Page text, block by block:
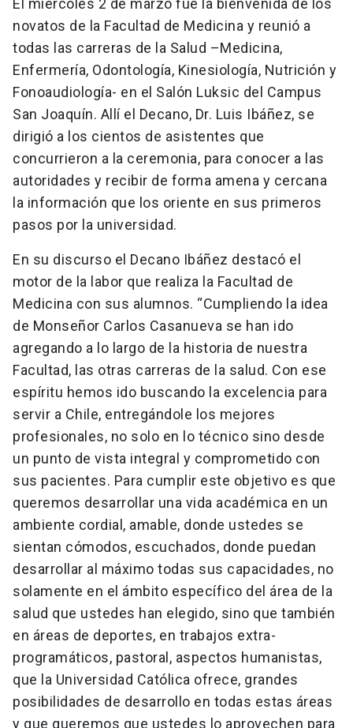
El miércoles 2 de marzo fue la bienvenida de los
novatos de la Facultad de Medicina y reunió a
todas las carreras de la Salud –Medicina,
Enfermería, Odontología, Kinesiología, Nutrición y
Fonoaudiología- en el Salón Luksic del Campus
San Joaquín. Allí el Decano, Dr. Luis Ibáñez, se
dirigió a los cientos de asistentes que
concurrieron a la ceremonia, para conocer a las
autoridades y recibir de forma amena y cercana
la información que los oriente en sus primeros
pasos por la universidad.
En su discurso el Decano Ibáñez destacó el
motor de la labor que realiza la Facultad de
Medicina con sus alumnos. “Cumpliendo la idea
de Monseñor Carlos Casanueva se han ido
agregando a lo largo de la historia de nuestra
Facultad, las otras carreras de la salud. Con ese
espíritu hemos ido buscando la excelencia para
servir a Chile, entregándole los mejores
profesionales, no solo en lo técnico sino desde
un punto de vista integral y comprometido con
sus pacientes. Para cumplir este objetivo es que
queremos desarrollar una vida académica en un
ambiente cordial, amable, donde ustedes se
sientan cómodos, escuchados, donde puedan
desarrollar al máximo todas sus capacidades, no
solamente en el ámbito específico del área de la
salud que ustedes han elegido, sino que también
en áreas de deportes, en trabajos extra-
programáticos, pastoral, aspectos humanistas,
que la Universidad Católica ofrece, grandes
posibilidades de desarrollo en todas estas áreas
y que queremos que ustedes lo aprovechen para